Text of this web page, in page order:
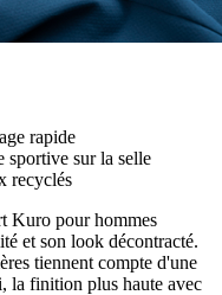
rapide
sportive sur la selle
recyclés
Kuro pour hommes
et son look décontracté.
tiennent compte d'une
la finition plus haute avec